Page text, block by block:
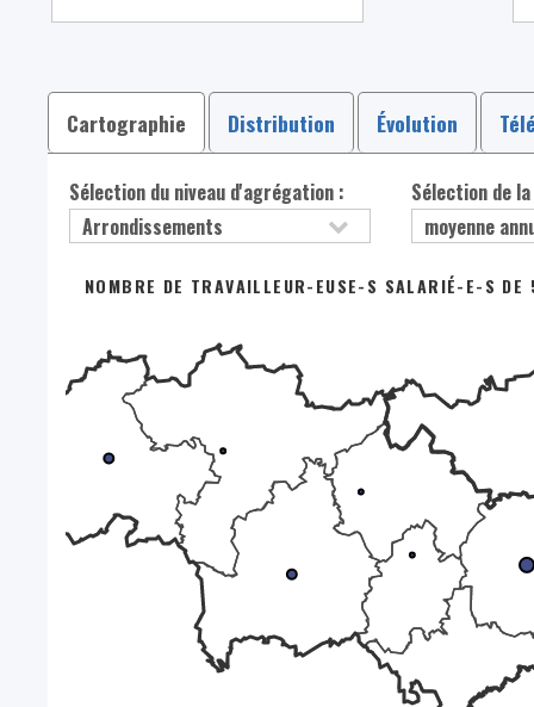
Cartographie Distribution Évolution
Sélection du niveau d'agrégation : Sélection de
NOMBRE DE TRAVAILLEUR-EUSE-S SALARIÉ-E-S